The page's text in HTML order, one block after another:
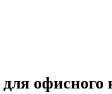
офисного